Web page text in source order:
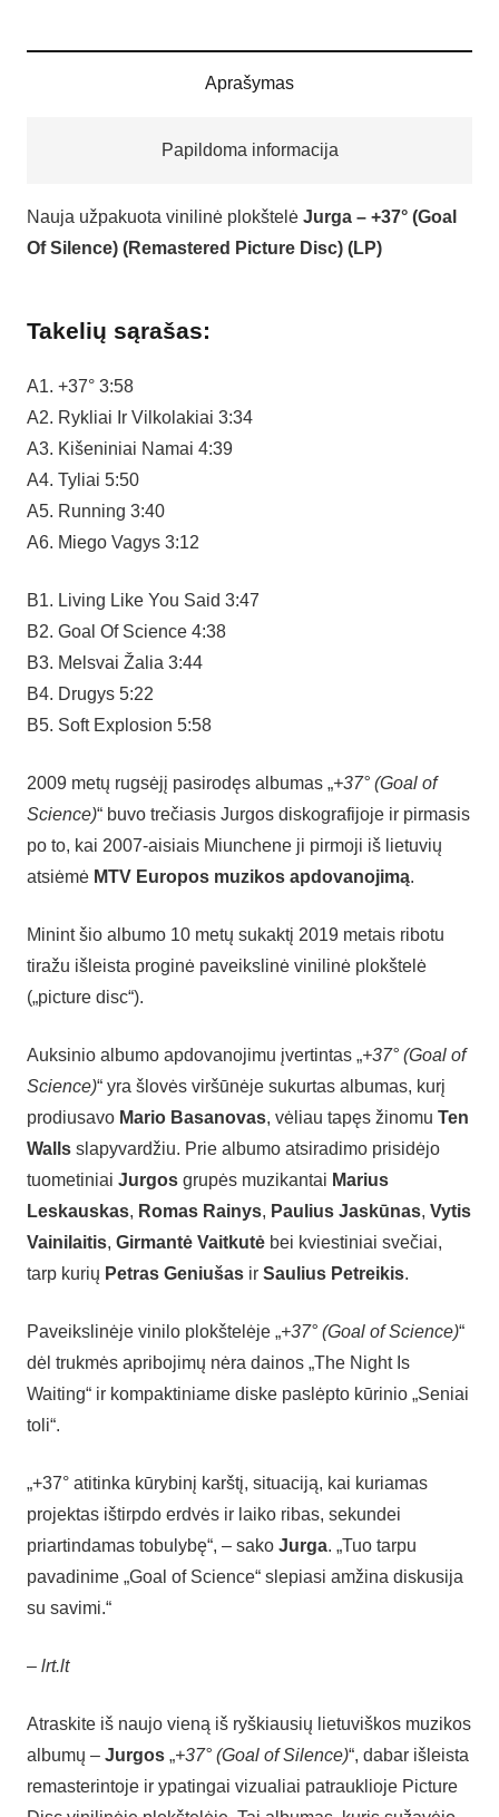
Aprašymas
Papildoma informacija
Nauja užpakuota vinilinė plokštelė Jurga – +37° (Goal
Of Silence) (Remastered Picture Disc) (LP)
Takelių sąrašas:
A1. +37° 3:58
A2. Rykliai Ir Vilkolakiai 3:34
A3. Kišeniniai Namai 4:39
A4. Tyliai 5:50
A5. Running 3:40
A6. Miego Vagys 3:12
B1. Living Like You Said 3:47
B2. Goal Of Science 4:38
B3. Melsvai Žalia 3:44
B4. Drugys 5:22
B5. Soft Explosion 5:58
2009 metų rugsėjį pasirodęs albumas „+37° (Goal of
Science)“ buvo trečiasis Jurgos diskografijoje ir pirmasis
po to, kai 2007-aisiais Miunchene ji pirmoji iš lietuvių
atsiėmė MTV Europos muzikos apdovanojimą.
Minint šio albumo 10 metų sukaktį 2019 metais ribotu
tiražu išleista proginė paveikslinė vinilinė plokštelė
(„picture disc“).
Auksinio albumo apdovanojimu įvertintas „+37° (Goal of
Science)“ yra šlovės viršūnėje sukurtas albumas, kurį
prodiusavo Mario Basanovas, vėliau tapęs žinomu Ten
Walls slapyvardžiu. Prie albumo atsiradimo prisidėjo
tuometiniai Jurgos grupės muzikantai Marius
Leskauskas, Romas Rainys, Paulius Jaskūnas, Vytis
Vainilaitis, Girmantė Vaitkutė bei kviestiniai svečiai,
tarp kurių Petras Geniušas ir Saulius Petreikis.
Paveikslinėje vinilo plokštelėje „+37° (Goal of Science)“
dėl trukmės apribojimų nėra dainos „The Night Is
Waiting“ ir kompaktiniame diske paslėpto kūrinio „Seniai
toli“.
„+37° atitinka kūrybinį karštį, situaciją, kai kuriamas
projektas ištirpdo erdvės ir laiko ribas, sekundei
priartindamas tobulybę“, – sako Jurga. „Tuo tarpu
pavadinime „Goal of Science“ slepiasi amžina diskusija
su savimi.“
– lrt.lt
Atraskite iš naujo vieną iš ryškiausių lietuviškos muzikos
albumų – Jurgos „+37° (Goal of Silence)“, dabar išleista
remasterintoje ir ypatingai vizualiai patrauklioje Picture